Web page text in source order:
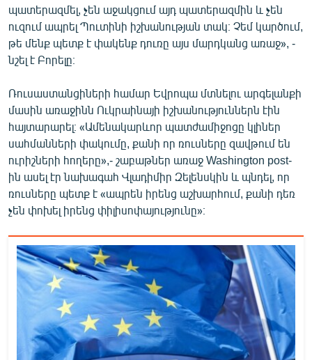
պատերազմել, չեն աջակցում այդ պատերազմին և չեն
ուզում ապրել Պուտինի իշխանության տակ։ Չեմ կարծում,
թե մենք պետք է փակենք դուռը այս մարդկանց առաջ», -
նշել է Բորելը։
Ռուսաստանցիների համար Եվրոպա մտնելու արգելանքի
մասին առաջինն Ուկրաինայի իշխանություններն էին
հայտարարել։ «Ամենակարևոր պատժամիջոցը կլիներ
սահմանների փակումը, քանի որ ռուսները զավթում են
ուրիշների հողերը»,- շաբաթներ առաջ Washington post-
ին ասել էր նախագահ Վլադիմիր Զելենսկին և պնդել, որ
ռուսները պետք է «ապրեն իրենց աշխարհում, քանի դեռ
չեն փոխել իրենց փիլիսոփայությունը»։